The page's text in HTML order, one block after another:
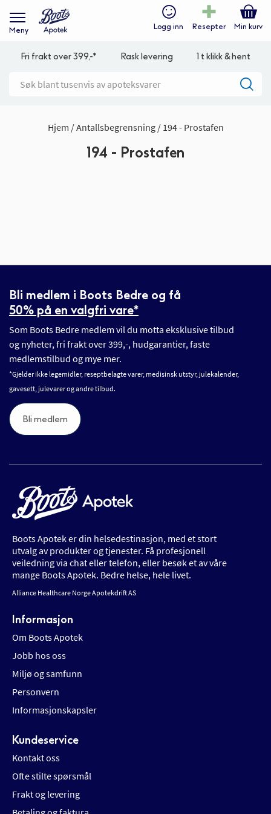
Meny Logg inn Resepter Min kurv
Fri frakt over 399,-* Rask levering 1 t klikk & hent
Hjem Antallsbegrensning 194 - Prostafen
194 - Prostafen
Bli medlem i Boots Bedre og få
50% på en valgfri vare*
Som Boots Bedre medlem vil du motta eksklusive tilbud
og nyheter, fri frakt over 399,-, hudgarantier, faste
medlemstilbud og mye mer.
*Gjelder ikke legemidler, reseptbelagte varer, medisinsk utstyr, julekalender,
gavesett, julevarer og andre tilbud.
Bli medlem
Boots Apotek er din helsedestinasjon, med et stort
utvalg av produkter og tjenester. Få profesjonell
veiledning via chat eller telefon, eller besøk et av våre
mange Boots Apotek. Bedre helse, hele livet.
Alliance Healthcare Norge Apotekdrift AS
Informasjon
Om Boots Apotek
Jobb hos oss
Miljø og samfunn
Personvern
Informasjonskapsler
Kundeservice
Kontakt oss
Ofte stilte spørsmål
Frakt og levering